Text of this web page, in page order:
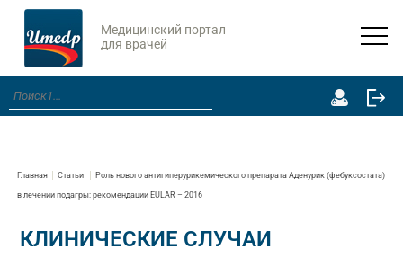
Медицинский портал
для врачей
Главная Статьи Роль нового антигиперурикемического препарата Аденурик (фебуксостата)
в лечении подагры: рекомендации EULAR – 2016
КЛИНИЧЕСКИЕ СЛУЧАИ